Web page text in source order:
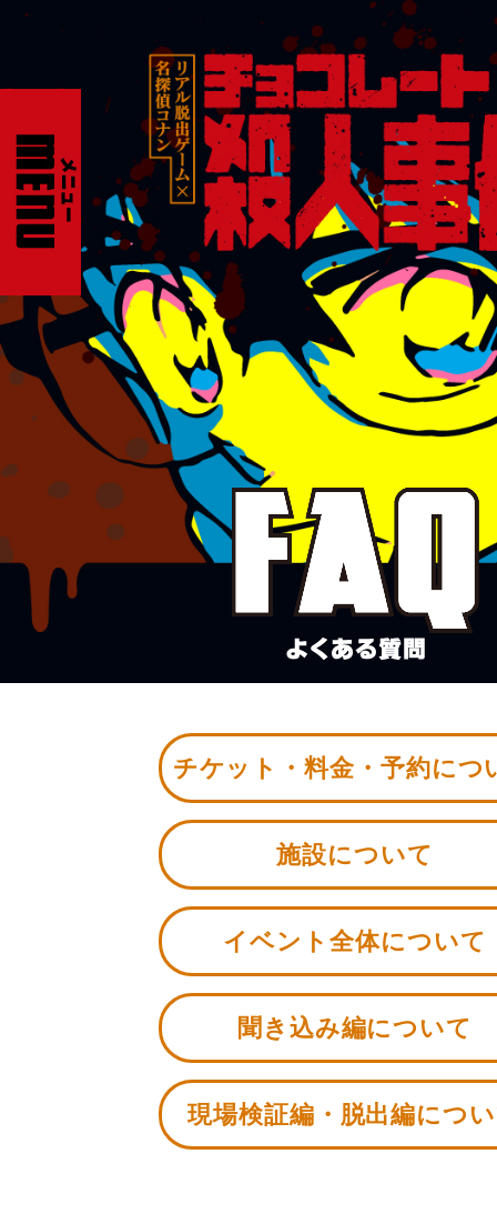
チケット・料金・予約につ
施設について
イベント全体について
聞き込み編について
現場検証編・脱出編につ